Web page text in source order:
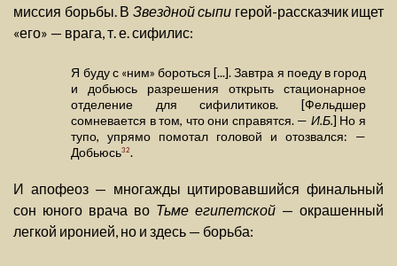
миссия борьбы. В Звездной сыпи герой-рассказчик ищет
«его» — врага, т. е. сифилис:
Я буду с «ним» бороться [...]. Завтра я поеду в город
и добьюсь разрешения открыть стационарное
отделение для сифилитиков. [Фельдшер
сомневается в том, что они справятся. — И.Б.] Но я
тупо, упрямо помотал головой и отозвался: —
Добьюсь32.
И апофеоз — многажды цитировавшийся финальный
сон юного врача во Тьме египетской — окрашенный
легкой иронией, но и здесь — борьба: